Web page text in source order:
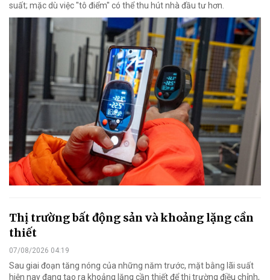
suất; mặc dù việc "tô điểm" có thể thu hút nhà đầu tư hơn.
Thị trường bất động sản và khoảng lặng cần
thiết
07/08/2026 04:19
Sau giai đoạn tăng nóng của những năm trước, mặt bằng lãi suất
hiện nay đang tạo ra khoảng lặng cần thiết để thị trường điều chỉnh,